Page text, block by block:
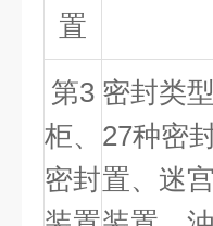
置
第3
柜、
密封
密封类
27种密
置、迷